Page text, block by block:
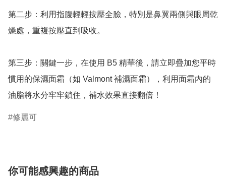
第二步：利用指腹輕輕按壓全臉，特別是鼻翼兩側與眼周乾
燥處，重複按壓直到吸收。
第三步：關鍵一步，在使用 B5 精華後，請立即疊加您平時
慣用的保濕面霜（如 Valmont 補濕面霜），利用面霜內的
修麗可
你可能感興趣的商品